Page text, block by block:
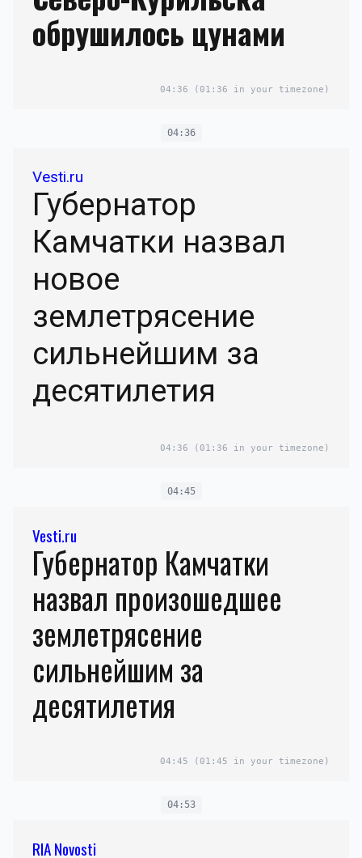
обрушилось цунами
04:36 (01:36 in your timezone)
04:36
Vesti.ru
Губернатор
Камчатки назвал
новое
землетрясение
сильнейшим за
десятилетия
04:36 (01:36 in your timezone)
04:45
Vesti.ru
Губернатор Камчатки
назвал произошедшее
землетрясение
сильнейшим за
десятилетия
04:45 (01:45 in your timezone)
04:53
RIA Novosti